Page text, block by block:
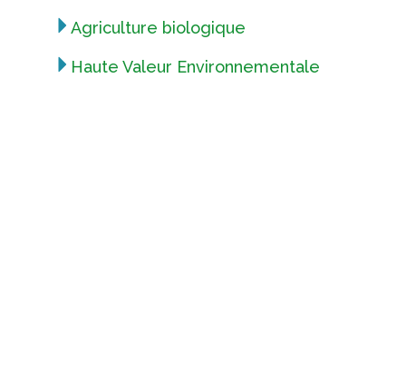
Agriculture biologique
Haute Valeur Environnementale